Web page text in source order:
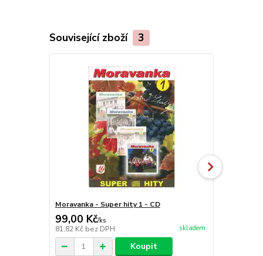
Související zboží 3
Moravanka - Super hity 1 - CD
99,00 Kč/ks
81,82 Kč bez DPH skladem
Koupit